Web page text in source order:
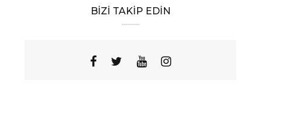
BİZİ TAKİP EDİN